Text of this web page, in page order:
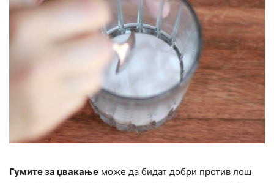
Гумите за џвакање може да бидат добри против лош